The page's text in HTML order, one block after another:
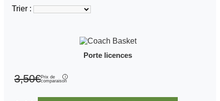
Trier :
Porte licences
3,50€Prix de
comparaison